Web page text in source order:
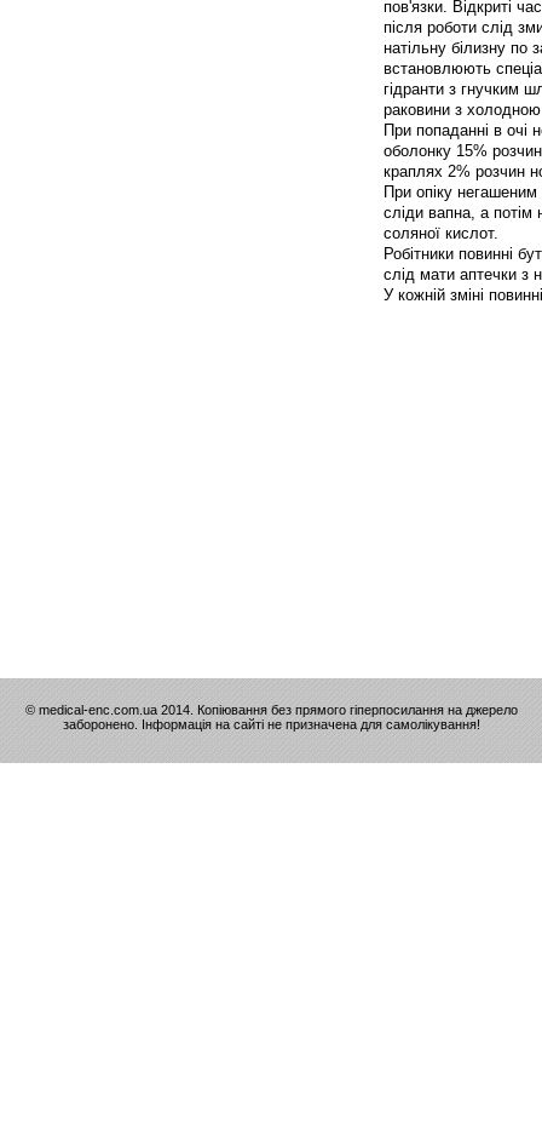
пов'язки. Відкриті
після роботи слід
натільну білизну по
встановлюють
гідранти з гнучким
раковини з
При попаданні в очі
оболонку 15%
краплях 2% розчин
При опіку
сліди вапна, а потім
соляної кислот.
Робітники повинні
слід мати аптечки з
У кожній зміні
© medical-enc.com.ua 2014. Копіювання без прямого гіперпосилання на джерело
заборонено. Інформація на сайті не призначена для самолікування!